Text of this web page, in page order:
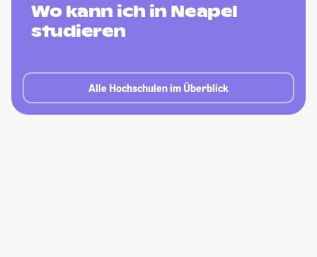
Wo kann ich in Neapel
studieren
Alle Hochschulen im Überblick